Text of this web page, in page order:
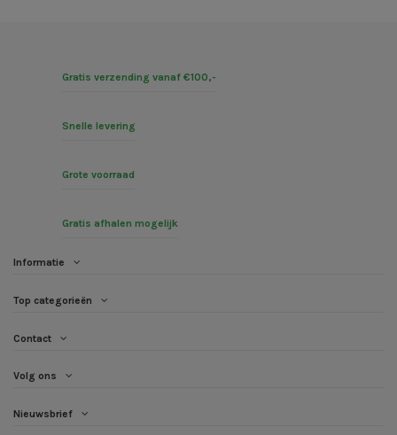
Gratis verzending vanaf €100,-
Snelle levering
Grote voorraad
Gratis afhalen mogelijk
Informatie
Top categorieën
Contact
Volg ons
Nieuwsbrief